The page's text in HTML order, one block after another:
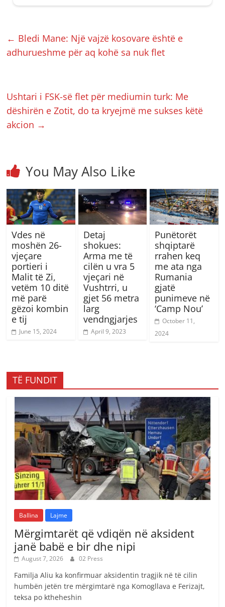
← Bledi Mane: Një vajzë kosovare është e
adhurueshme për aq kohë sa nuk flet
Ushtari i FSK-së flet për mediumin turk: Me
dëshirën e Zotit, do ta kryejmë me sukses këtë
akcion →
You May Also Like
Vdes në
moshën 26-
vjeçare
portieri i
Malit të Zi,
vetëm 10 ditë
më parë
gëzoi kombin
e tij
June 15, 2024
Detaj
shokues:
Arma me të
cilën u vra 5
vjeçari në
Vushtrri, u
gjet 56 metra
larg
vendngjarjes
April 9, 2023
Punëtorët
shqiptarë
rrahen keq
me ata nga
Rumania
gjatë
punimeve në
‘Camp Nou’
October 11,
2024
TË FUNDIT
Ballina Lajme
Mërgimtarët që vdiqën në aksident
janë babë e bir dhe nipi
August 7, 2026 02 Press
Familja Aliu ka konfirmuar aksidentin tragjik në të cilin
humbën jetën tre mërgimtarë nga Komogllava e Ferizajt,
teksa po ktheheshin